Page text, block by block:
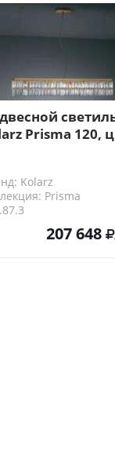
Prisma 120,
Kolarz
Prisma
207 648